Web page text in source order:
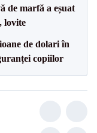
de marfă a eșuat
lovite
de dolari în
copiilor